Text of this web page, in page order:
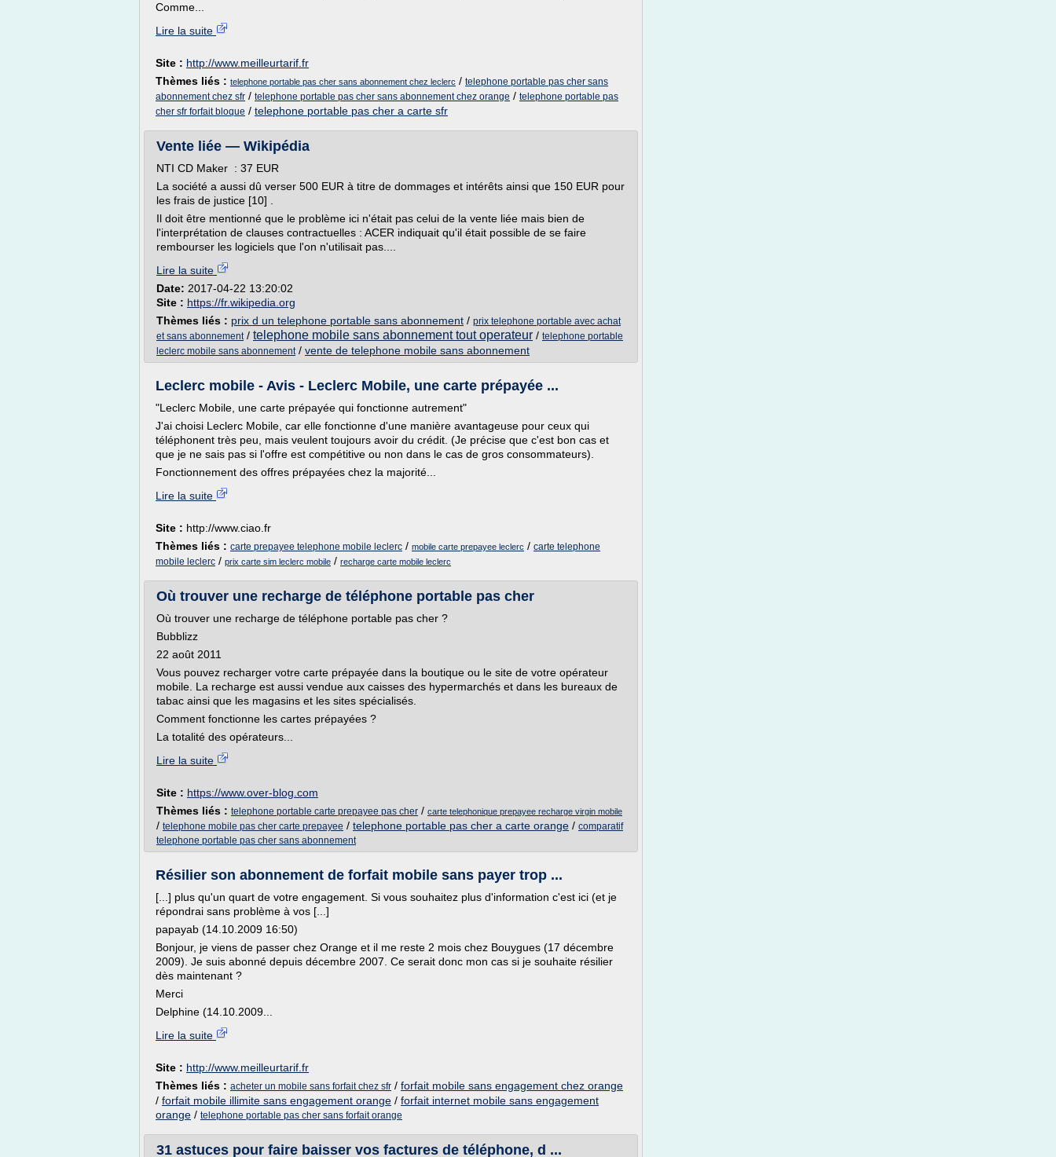
Comme...
Lire la suite
Site : http://www.meilleurtarif.fr
Thèmes liés : telephone portable pas cher sans abonnement chez leclerc / telephone portable pas cher sans
abonnement chez sfr / telephone portable pas cher sans abonnement chez orange / telephone portable pas
cher sfr forfait bloque / telephone portable pas cher a carte sfr
Vente liée — Wikipédia
NTI CD Maker : 37 EUR
La société a aussi dû verser 500 EUR à titre de dommages et intérêts ainsi que 150 EUR pour
les frais de justice [10] .
Il doit être mentionné que le problème ici n'était pas celui de la vente liée mais bien de
l'interprétation de clauses contractuelles : ACER indiquait qu'il était possible de se faire
rembourser les logiciels que l'on n'utilisait pas....
Lire la suite
Date: 2017-04-22 13:20:02
Site : https://fr.wikipedia.org
Thèmes liés : prix d un telephone portable sans abonnement / prix telephone portable avec achat
et sans abonnement/ telephone mobile sans abonnement tout operateur / telephone portable
leclerc mobile sans abonnement/ vente de telephone mobile sans abonnement
Leclerc mobile - Avis - Leclerc Mobile, une carte prépayée ...
"Leclerc Mobile, une carte prépayée qui fonctionne autrement"
J'ai choisi Leclerc Mobile, car elle fonctionne d'une manière avantageuse pour ceux qui
téléphonent très peu, mais veulent toujours avoir du crédit. (Je précise que c'est bon cas et
que je ne sais pas si l'offre est compétitive ou non dans le cas de gros consommateurs).
Fonctionnement des offres prépayées chez la majorité...
Lire la suite
Site : http://www.ciao.fr
Thèmes liés : carte prepayee telephone mobile leclerc / mobile carte prepayee leclerc / carte telephone
mobile leclerc / prix carte sim leclerc mobile / recharge carte mobile leclerc
Où trouver une recharge de téléphone portable pas cher
Où trouver une recharge de téléphone portable pas cher ?
Bubblizz
22 août 2011
Vous pouvez recharger votre carte prépayée dans la boutique ou le site de votre opérateur
mobile. La recharge est aussi vendue aux caisses des hypermarchés et dans les bureaux de
tabac ainsi que les magasins et les sites spécialisés.
Comment fonctionne les cartes prépayées ?
La totalité des opérateurs...
Lire la suite
Site : https://www.over-blog.com
Thèmes liés : telephone portable carte prepayee pas cher / carte telephonique prepayee recharge virgin mobile
/ telephone mobile pas cher carte prepayee / telephone portable pas cher a carte orange / comparatif
telephone portable pas cher sans abonnement
Résilier son abonnement de forfait mobile sans payer trop ...
[...] plus qu'un quart de votre engagement. Si vous souhaitez plus d'information c'est ici (et je
répondrai sans problème à vos [...]
papayab (14.10.2009 16:50)
Bonjour, je viens de passer chez Orange et il me reste 2 mois chez Bouygues (17 décembre
2009). Je suis abonné depuis décembre 2007. Ce serait donc mon cas si je souhaite résilier
dès maintenant ?
Merci
Delphine (14.10.2009...
Lire la suite
Site : http://www.meilleurtarif.fr
Thèmes liés : acheter un mobile sans forfait chez sfr / forfait mobile sans engagement chez orange
/ forfait mobile illimite sans engagement orange / forfait internet mobile sans engagement
orange / telephone portable pas cher sans forfait orange
31 astuces pour faire baisser vos factures de téléphone, d ...